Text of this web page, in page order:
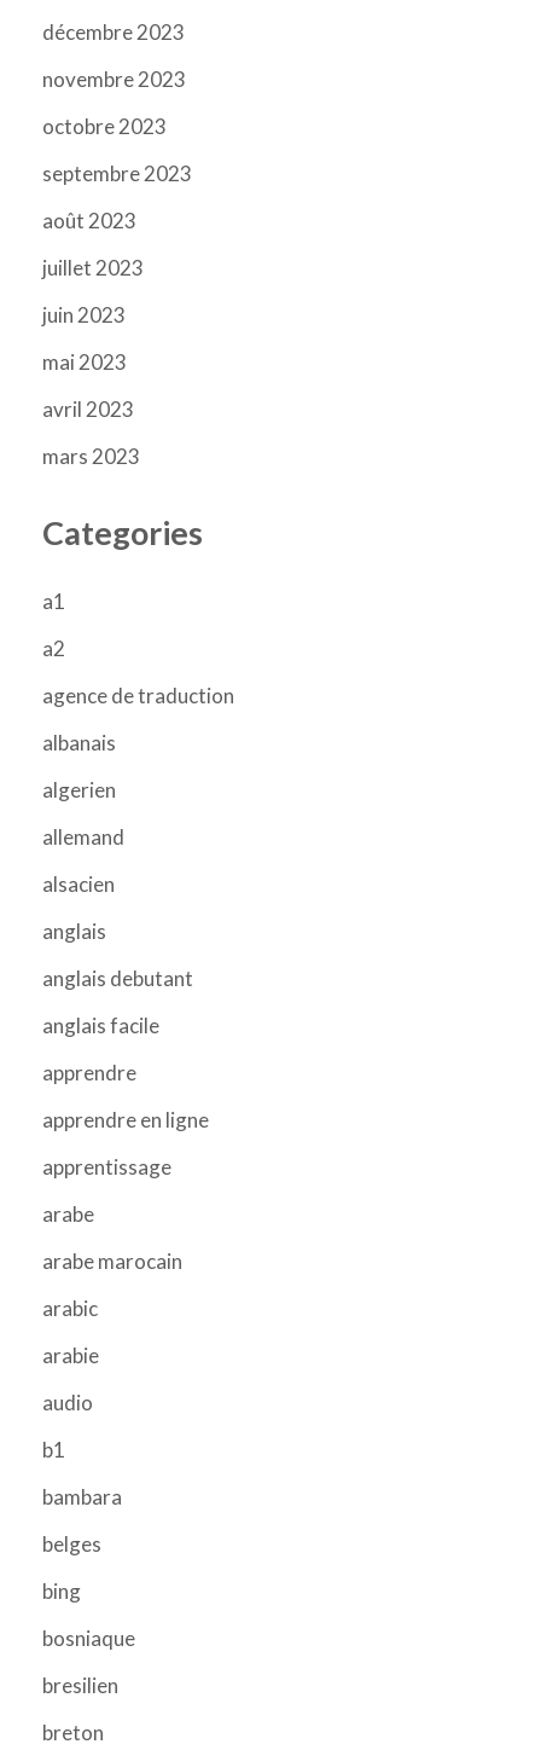
décembre 2023
novembre 2023
octobre 2023
septembre 2023
août 2023
juillet 2023
juin 2023
mai 2023
avril 2023
mars 2023
Categories
a1
a2
agence de traduction
albanais
algerien
allemand
alsacien
anglais
anglais debutant
anglais facile
apprendre
apprendre en ligne
apprentissage
arabe
arabe marocain
arabic
arabie
audio
b1
bambara
belges
bing
bosniaque
bresilien
breton